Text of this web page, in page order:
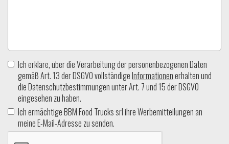
Ich erkläre, über die Verarbeitung der personenbezogenen Daten
gemäß Art. 13 der DSGVO vollständigeInformationenerhalten und
die Datenschutzbestimmungen unter Art. 7 und 15 der DSGVO
eingesehen zu haben.
Ich ermächtige BBM Food Trucks srl ihre Werbemitteilungen an
meine E-Mail-Adresse zu senden.